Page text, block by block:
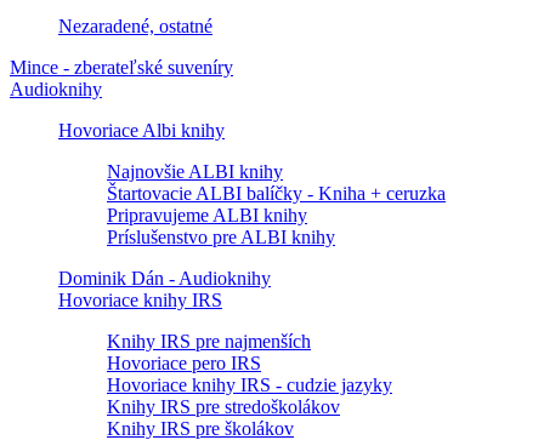
Nezaradené, ostatné
Mince - zberateľské suveníry
Audioknihy
Hovoriace Albi knihy
Najnovšie ALBI knihy
Štartovacie ALBI balíčky - Kniha + ceruzka
Pripravujeme ALBI knihy
Príslušenstvo pre ALBI knihy
Dominik Dán - Audioknihy
Hovoriace knihy IRS
Knihy IRS pre najmenších
Hovoriace pero IRS
Hovoriace knihy IRS - cudzie jazyky
Knihy IRS pre stredoškolákov
Knihy IRS pre školákov